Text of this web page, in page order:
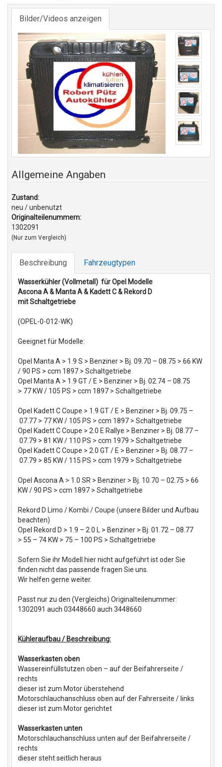
Bilder/Videos anzeigen
Allgemeine Angaben
Zustand:
neu / unbenutzt
Originalteilenummern:
1302091
(Nur zum Vergleich)
Beschreibung Fahrzeugtypen
Wasserkühler (Vollmetall) für Opel Modelle
Ascona A & Manta A & Kadett C & Rekord D
mit Schaltgetriebe
(OPEL-0-012-WK)
Geeignet für Modelle:
Opel Manta A > 1.9 S > Benziner > Bj. 09.70 – 08.75 > 66 KW
/ 90 PS > ccm 1897 > Schaltgetriebe
Opel Manta A > 1.9 GT / E > Benziner > Bj. 02.74 – 08.75
> 77 KW / 105 PS > ccm 1897 > Schaltgetriebe
Opel Kadett C Coupe > 1.9 GT / E > Benziner > Bj. 09.75 –
07.77 > 77 KW / 105 PS > ccm 1897 > Schaltgetriebe
Opel Kadett C Coupe > 2.0 E Rallye > Benziner > Bj. 08.77 –
07.79 > 81 KW / 110 PS > ccm 1979 > Schaltgetriebe
Opel Kadett C Coupe > 2.0 GT / E > Benziner > Bj. 08.77 –
07.79 > 85 KW / 115 PS > ccm 1979 > Schaltgetriebe
Opel Ascona A > 1.0 SR > Benziner > Bj. 10.70 – 02.75 > 66
KW / 90 PS > ccm 1897 > Schaltgetriebe
Rekord D Limo / Kombi / Coupe (unsere Bilder und Aufbau
beachten)
Opel Rekord D > 1.9 – 2.0 L > Benziner > Bj. 01.72 – 08.77
> 55 – 74 KW > 75 – 100 PS > Schaltgetriebe
Sofern Sie ihr Modell hier nicht aufgeführt ist oder Sie
finden nicht das passende fragen Sie uns.
Wir helfen gerne weiter.
Passt nur zu den (Vergleichs) Originalteilenummer:
1302091 auch 03448660 auch 3448660
Kühleraufbau / Beschreibung:
Wasserkasten oben
Wassereinfüllstutzen oben – auf der Beifahrerseite /
rechts
dieser ist zum Motor überstehend
Motorschlauchanschluss oben auf der Fahrerseite / links
dieser ist zum Motor gerichtet
Wasserkasten unten
Motorschlauchanschluss unten auf der Beifahrerseite /
rechts
dieser steht seitlich heraus